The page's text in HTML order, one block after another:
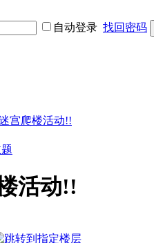
自动登录 找回密码
宫爬楼活动!!
活动!!